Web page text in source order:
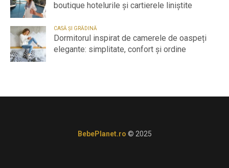
boutique hotelurile și cartierele liniștite
CASĂ ȘI GRĂDINĂ
Dormitorul inspirat de camerele de oaspeți
elegante: simplitate, confort și ordine
BebePlanet.ro © 2025